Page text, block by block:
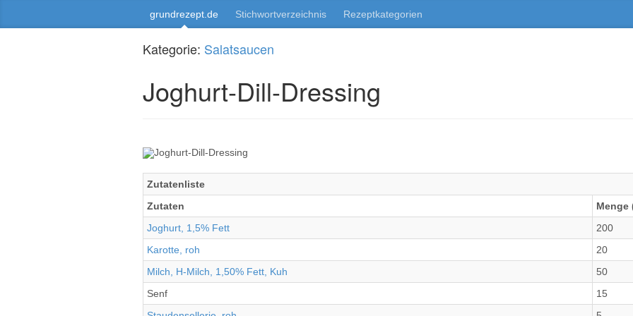
grundrezept.de Stichwortverzeichnis Rezeptkategorien
Kategorie: Salatsaucen
Joghurt-Dill-Dressing
Zutatenliste
Zutaten
Menge
Joghurt, 1,5% Fett
200
Karotte, roh
20
Milch, H-Milch, 1,50% Fett, Kuh
50
Senf
15